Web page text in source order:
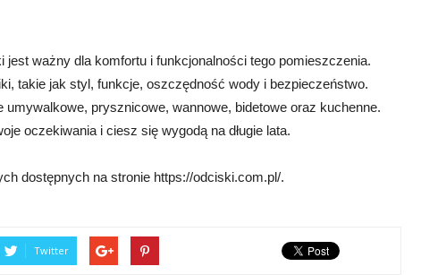
jest ważny dla komfortu i funkcjonalności tego pomieszczenia.
takie jak styl, funkcje, oszczędność wody i bezpieczeństwo.
umywalkowe, prysznicowe, wannowe, bidetowe oraz kuchenne.
oczekiwania i ciesz się wygodą na długie lata.
dostępnych na stronie https://odciski.com.pl/.
Twitter